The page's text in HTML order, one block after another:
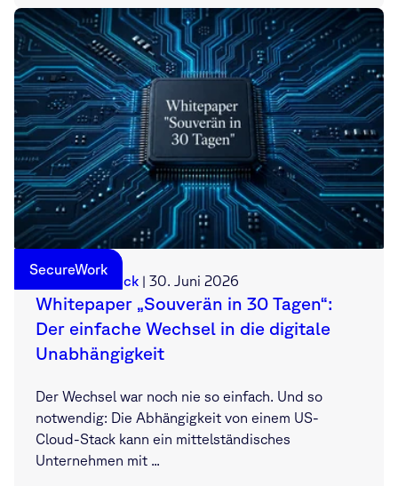
SecureWork
Sebastian Deck | 30. Juni 2026
Whitepaper „Souverän in 30 Tagen“:
Der einfache Wechsel in die digitale
Unabhängigkeit
Der Wechsel war noch nie so einfach. Und so
notwendig: Die Abhängigkeit von einem US-
Cloud-Stack kann ein mittelständisches
Unternehmen mit ...